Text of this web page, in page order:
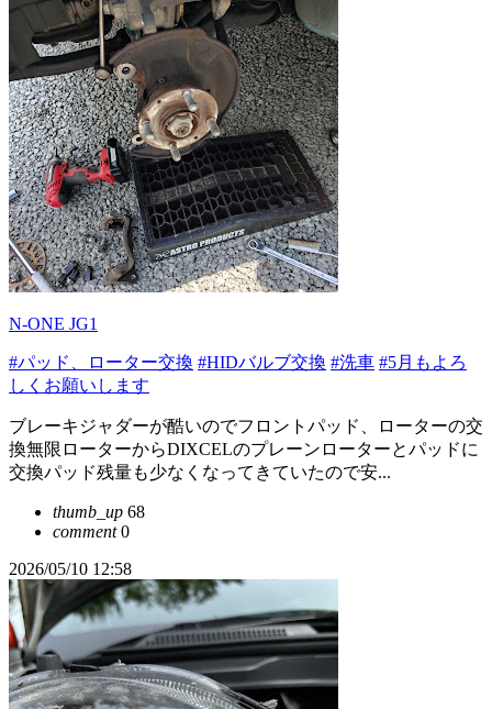
N-ONE JG1
#パッド、ローター交換 #HIDバルブ交換 #洗車 #5月もよろ
しくお願いします
ブレーキジャダーが酷いのでフロントパッド、ローターの交
換無限ローターからDIXCELのプレーンローターとパッドに
交換パッド残量も少なくなってきていたので安...
thumb_up 68
comment0
2026/05/10 12:58